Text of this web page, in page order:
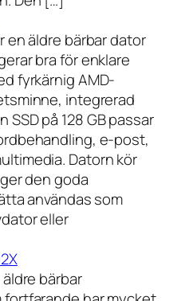
en äldre bärbar dator
bra för enklare
fyrkärnig AMD-
integrerad
på 128 GB passar
e-post,
Datorn kör
den goda
användas som
eller
äldre bärbar